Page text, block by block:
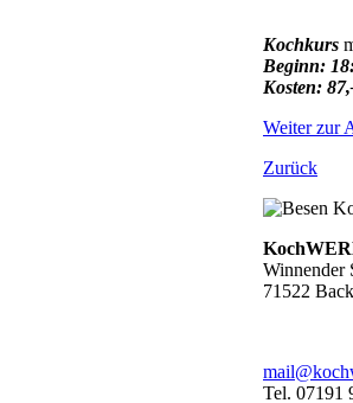
Kochkurs
Beginn:
Kosten:
Weiter zur
Zurück
Winnender
71522
Tel. 07191